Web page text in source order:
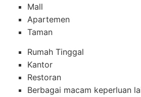
Mall
Apartemen
Taman
Rumah Tinggal
Kantor
Restoran
Berbagai macam keperluan